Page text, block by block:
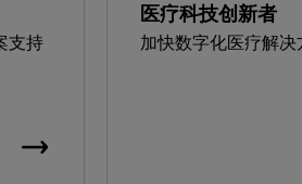
支持
医疗科技创新者
加快数字化医疗解